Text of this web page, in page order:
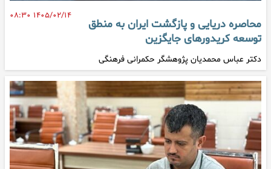
۱۴۰۵/۰۲/۱۴ ۰۸:۳۰
محاصره‌ دریایی و پازگشت ایران به منطق
توسعه کریدورهای جایگزین
دکتر عباس محمدیان پژوهشگر حکمرانی فرهنگی